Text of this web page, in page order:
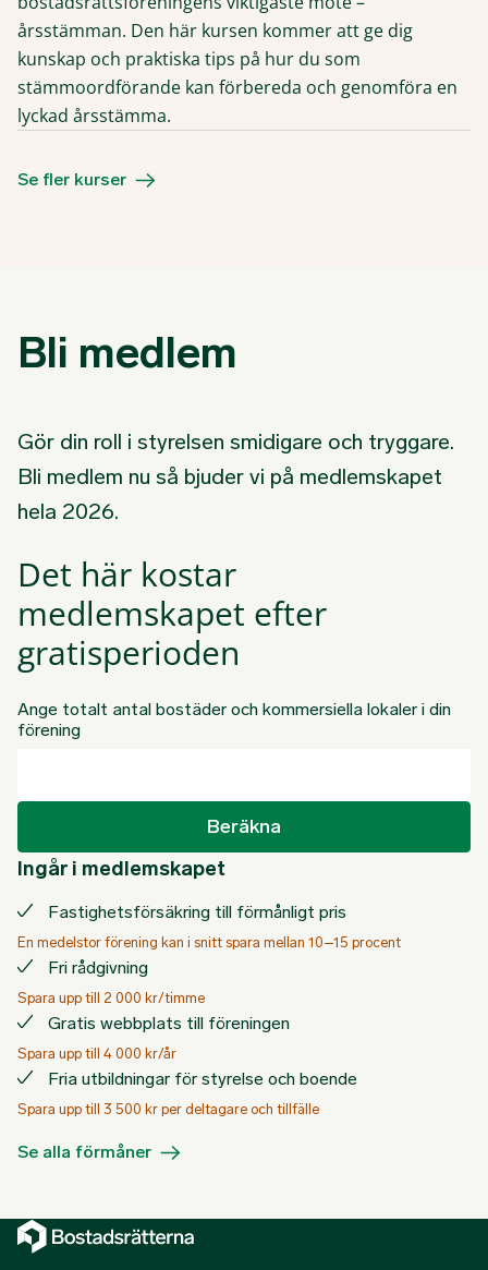
årsstämman. Den här kursen kommer att ge dig
kunskap och praktiska tips på hur du som
stämmoordförande kan förbereda och genomföra en
lyckad årsstämma.
Se fler kurser
Bli medlem
Gör din roll i styrelsen smidigare och tryggare.
Bli medlem nu så bjuder vi på medlemskapet
hela 2026.
Det här kostar
medlemskapet efter
gratisperioden
Ange totalt antal bostäder och kommersiella lokaler i din
förening
Beräkna
Ingår i medlemskapet
Fastighetsförsäkring till förmånligt pris
En medelstor förening kan i snitt spara mellan 10–15 procent
Fri rådgivning
Spara upp till 2 000 kr/timme
Gratis webbplats till föreningen
Spara upp till 4 000 kr/år
Fria utbildningar för styrelse och boende
Spara upp till 3 500 kr per deltagare och tillfälle
Se alla förmåner